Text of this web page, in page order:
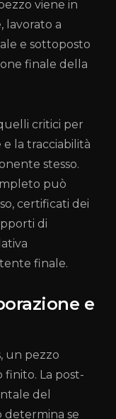
viene in
lavorato a
e sottoposto
finale della
critici per
e la tracciabilità
stesso.
può
certificati dei
di
finale.
e
un pezzo
La post-
del
determina se